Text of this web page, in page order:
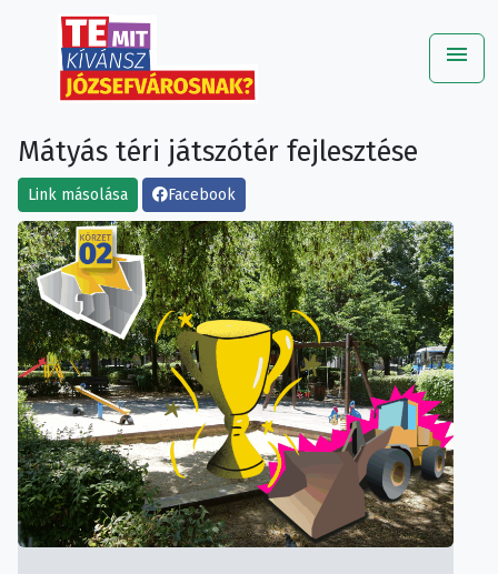
menu
Mátyás téri játszótér fejlesztése
Link másolása Facebook